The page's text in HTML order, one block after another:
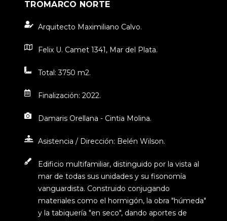
TROMARCO NORTE
Arquitecto Maximiliano Calvo.
Felix U. Camet 1341, Mar del Plata.
Total: 3750 m2.
Finalización: 2022.
Damaris Orellana - Cintia Molina.
Asistencia / Dirección: Belén Wilson.
Edificio multifamiliar, distinguido por la vista al
mar de todas sus unidades y su fisonomía
vanguardista. Construido conjugando
materiales como el hormigón, la obra "húmeda"
y la tabiquería "en seco", dando aportes de